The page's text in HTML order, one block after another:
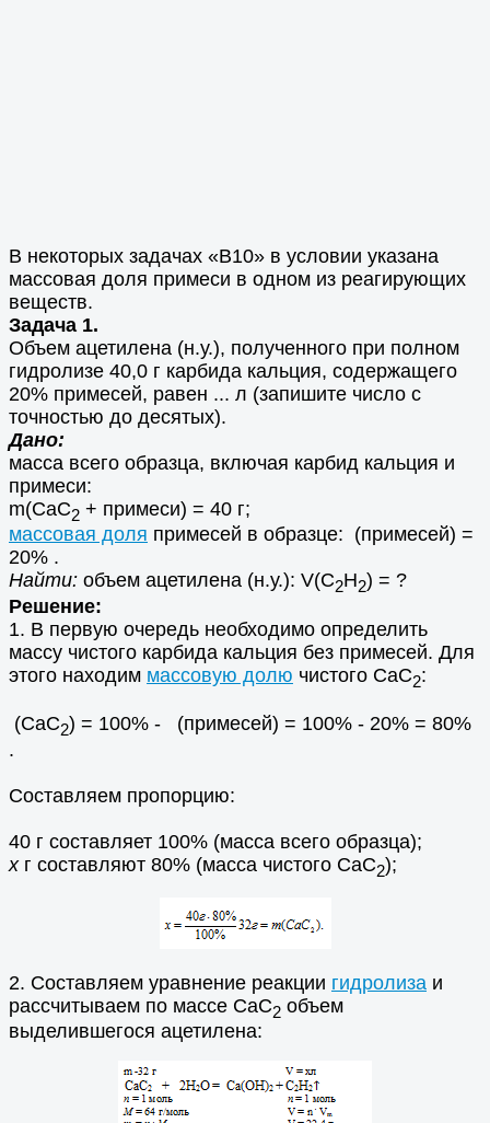
В некоторых задачах «В10» в условии указана
массовая доля примеси в одном из реагирующих
веществ.
Задача 1.
Объем ацетилена (н.у.), полученного при полном
гидролизе 40,0 г карбида кальция, содержащего
20% примесей, равен ... л (запишите число с
точностью до десятых).
Дано:
масса всего образца, включая карбид кальция и
примеси:
m(СаС2 + примеси) = 40 г;
массовая доля примесей в образце: (примесей) =
20% .
Найти: объем ацетилена (н.у.): V(С2Н2) = ?
Решение:
1. В первую очередь необходимо определить
массу чистого карбида кальция без примесей. Для
этого находим массовую долю чистого СаС2:
(СаС2) = 100% - (примесей) = 100% - 20% = 80%
.
Составляем пропорцию:
40 г составляет 100% (масса всего образца);
хг составляют 80% (масса чистого СаС2);
2. Составляем уравнение реакции гидролиза и
рассчитываем по массе СаС2 объем
выделившегося ацетилена: